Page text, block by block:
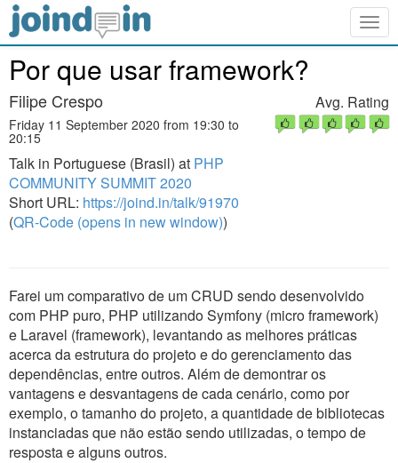
Por que usar framework?
Filipe Crespo
Friday 11 September 2020 from 19:30 to
20:15
Talk in Portuguese (Brasil) at PHP
COMMUNITY SUMMIT 2020
Short URL: https://joind.in/talk/91970
(QR-Code (opens in new window))
Avg. Rating
Farei um comparativo de um CRUD sendo desenvolvido
com PHP puro, PHP utilizando Symfony (micro framework)
e Laravel (framework), levantando as melhores práticas
acerca da estrutura do projeto e do gerenciamento das
dependências, entre outros. Além de demontrar os
vantagens e desvantagens de cada cenário, como por
exemplo, o tamanho do projeto, a quantidade de bibliotecas
instanciadas que não estão sendo utilizadas, o tempo de
resposta e alguns outros.